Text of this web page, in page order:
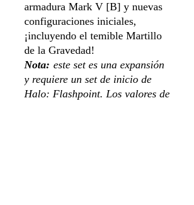
armadura Mark V [B] y nuevas
configuraciones iniciales,
¡incluyendo el temible Martillo
de la Gravedad!
Nota: este set es una expansión
y requiere un set de inicio de
Halo: Flashpoint. Los valores de